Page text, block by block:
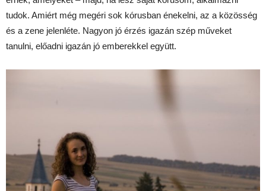
tudok. Amiért még megéri sok kórusban énekelni, az a közösség
és a zene jelenléte. Nagyon jó érzés igazán szép műveket
tanulni, előadni igazán jó emberekkel együtt.